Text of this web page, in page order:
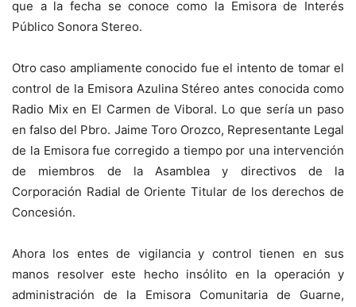
que a la fecha se conoce como la Emisora de Interés
Público Sonora Stereo.
Otro caso ampliamente conocido fue el intento de tomar el
control de la Emisora Azulina Stéreo antes conocida como
Radio Mix en El Carmen de Viboral. Lo que sería un paso
en falso del Pbro. Jaime Toro Orozco, Representante Legal
de la Emisora fue corregido a tiempo por una intervención
de miembros de la Asamblea y directivos de la
Corporación Radial de Oriente Titular de los derechos de
Concesión.
Ahora los entes de vigilancia y control tienen en sus
manos resolver este hecho insólito en la operación y
administración de la Emisora Comunitaria de Guarne,